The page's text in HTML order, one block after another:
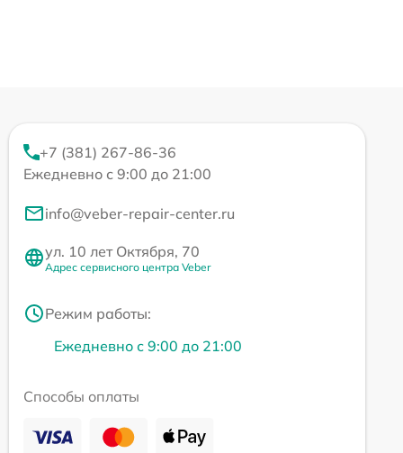
+7 (381) 267-86-36
Ежедневно с 9:00 до 21:00
info@veber-repair-center.ru
ул. 10 лет Октября, 70
Адрес сервисного центра Veber
Режим работы:
Ежедневно с 9:00 до 21:00
Способы оплаты